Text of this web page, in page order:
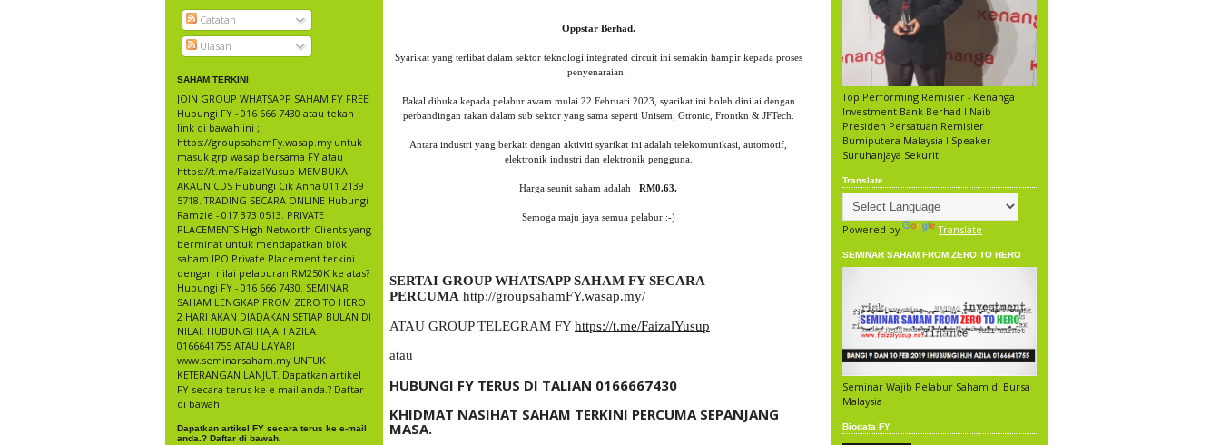
Catatan
Ulasan
SAHAM TERKINI
JOIN GROUP WHATSAPP SAHAM FY FREE
Hubungi FY - 016 666 7430 atau tekan
link di bawah ini ;
https://groupsahamFy.wasap.my untuk
masuk grp wasap bersama FY atau
https://t.me/FaizalYusup MEMBUKA
AKAUN CDS Hubungi Cik Anna 011 2139
5718. TRADING SECARA ONLINE Hubungi
Ramzie - 017 373 0513. PRIVATE
PLACEMENTS High Networth Clients yang
berminat untuk mendapatkan blok
saham IPO Private Placement terkini
dengan nilai pelaburan RM250K ke atas?
Hubungi FY - 016 666 7430. SEMINAR
SAHAM LENGKAP FROM ZERO TO HERO
2 HARI AKAN DIADAKAN SETIAP BULAN DI
NILAI. HUBUNGI HAJAH AZILA
0166641755 ATAU LAYARI
www.seminarsaham.my UNTUK
KETERANGAN LANJUT. Dapatkan artikel
FY secara terus ke e-mail anda.? Daftar
di bawah.
Dapatkan artikel FY secara terus ke e-mail
anda.? Daftar di bawah.
Oppstar Berhad.
Syarikat yang terlibat dalam sektor teknologi integrated circuit ini semakin hampir kepada proses
penyenaraian.
Bakal dibuka kepada pelabur awam mulai 22 Februari 2023, syarikat ini boleh dinilai dengan
perbandingan rakan dalam sub sektor yang sama seperti Unisem, Gtronic, Frontkn & JFTech.
Antara industri yang berkait dengan aktiviti syarikat ini adalah telekomunikasi, automotif,
elektronik industri dan elektronik pengguna.
Harga seunit saham adalah : RM0.63.
Semoga maju jaya semua pelabur :-)
SERTAI GROUP WHATSAPP SAHAM FY SECARA
PERCUMA http://groupsahamFY.wasap.my/
ATAU GROUP TELEGRAM FY https://t.me/FaizalYusup
KHIDMAT NASIHAT SAHAM TERKINI PERCUMA SEPANJANG
Top Performing Remisier - Kenanga
Investment Bank Berhad l Naib
Presiden Persatuan Remisier
Bumiputera Malaysia l Speaker
Suruhanjaya Sekuriti
Translate
Powered by Translate
SEMINAR SAHAM FROM ZERO TO HERO
Seminar Wajib Pelabur Saham di Bursa
Malaysia
Biodata FY